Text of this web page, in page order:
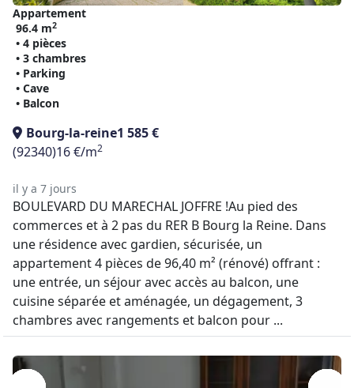
Appartement
96.4 m2
• 4 pièces
• 3 chambres
• Parking
• Cave
• Balcon
Bourg-la-reine1 585 €
(92340)16 €/m2
il y a 7 jours
BOULEVARD DU MARECHAL JOFFRE !Au pied des
commerces et à 2 pas du RER B Bourg la Reine. Dans
une résidence avec gardien, sécurisée, un
appartement 4 pièces de 96,40 m² (rénové) offrant :
une entrée, un séjour avec accès au balcon, une
cuisine séparée et aménagée, un dégagement, 3
chambres avec rangements et balcon pour ...